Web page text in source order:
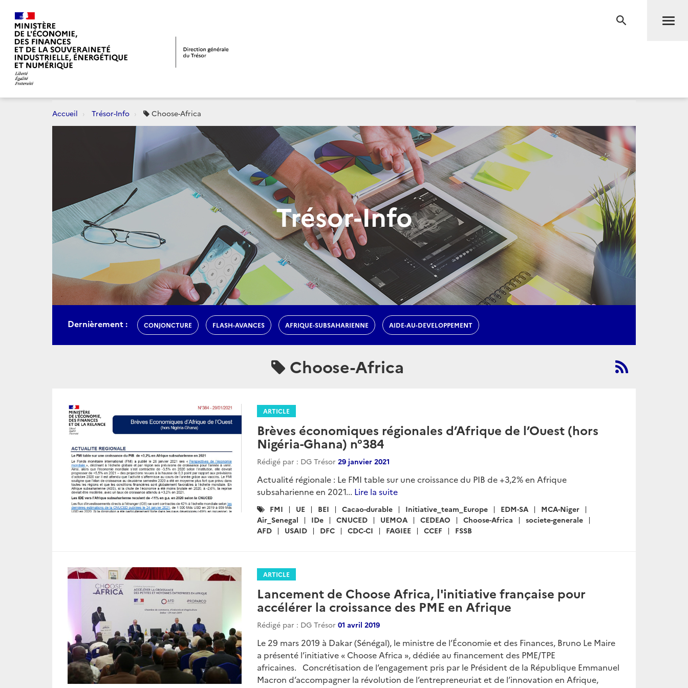
RECHERCHE
Accueil Trésor-Info Choose-Africa
Trésor-Info
Dernièrement : CONJONCTURE FLASH-AVANCES AFRIQUE-SUBSAHARIENNE AIDE-AU-DEVELOPPEMENT
Choose-Africa
ARTICLE
Brèves économiques régionales d’Afrique de l’Ouest (hors
Nigéria-Ghana) n°384
Rédigé par : DG Trésor 29 janvier 2021
Actualité régionale : Le FMI table sur une croissance du PIB de +3,2% en Afrique
subsaharienne en 2021... Lire la suite
Catégories
:
FMI UE BEI Cacao-durable Initiative_team_Europe EDM-SA
MCA-Niger
Air_Senegal
IDe CNUCED UEMOA CEDEAO Choose-Africa
societe-generale
AFD
USAID DFC CDC-CI FAGIEE CCEF FSSB
ARTICLE
Lancement de Choose Africa, l'initiative française pour
accélérer la croissance des PME en Afrique
Rédigé par : DG Trésor 01 avril 2019
Le 29 mars 2019 à Dakar (Sénégal), le ministre de l’Économie et des Finances, Bruno Le Maire
a présenté l’initiative « Choose Africa », dédiée au financement des PME/TPE
africaines. Concrétisation de l’engagement pris par le Président de la République Emmanuel
Macron d’accompagner la révolution de l’entrepreneuriat et de l’innovation en Afrique,